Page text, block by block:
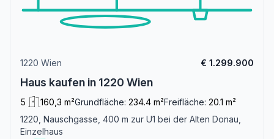
1220 Wien € 1.299.900
Haus kaufen in 1220 Wien
5 160,3 m²Grundfläche: 234.4 m²Freifläche: 20.1 m²
1220, Nauschgasse, 400 m zur U1 bei der Alten Donau,
Einzelhaus